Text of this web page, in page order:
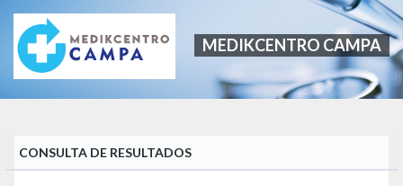
MEDIKCENTRO CAMPA
CONSULTA DE RESULTADOS